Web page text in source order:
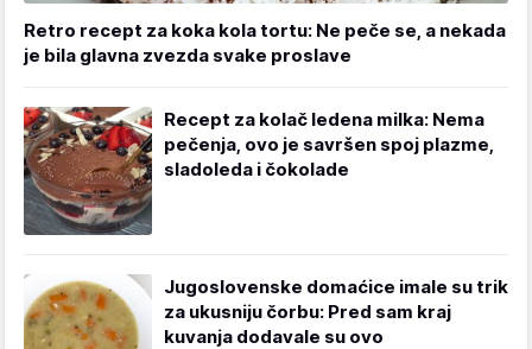
Retro recept za koka kola tortu: Ne peče se, a nekada
je bila glavna zvezda svake proslave
Recept za kolač ledena milka: Nema
pečenja, ovo je savršen spoj plazme,
sladoleda i čokolade
Jugoslovenske domaćice imale su trik
za ukusniju čorbu: Pred sam kraj
kuvanja dodavale su ovo